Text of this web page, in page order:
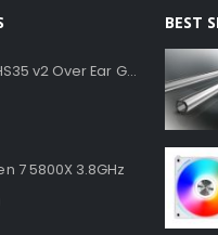
Corsair HS35 v2 Over Ear Gaming Headset με σύνδεση 3.5mm Carbon for PC / PS4 / XBOX
7 5800X 3.8GHz
BEST